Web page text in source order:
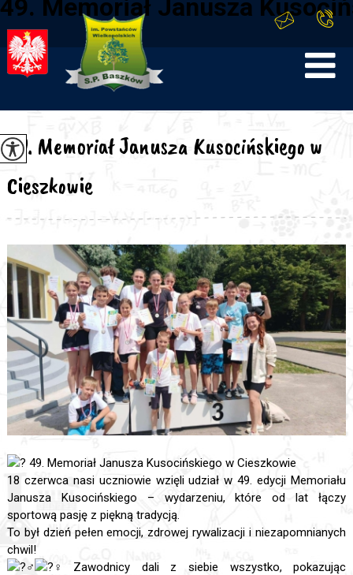
49. Memoriał Janusza
49. Memoriał Janusza Kusocińskiego w
Cieszkowie
49. Memoriał Janusza Kusocińskiego w Cieszkowie
18 czerwca nasi uczniowie wzięli udział w 49. edycji Memoriału
Janusza Kusocińskiego – wydarzeniu, które od lat łączy
sportową pasję z piękną tradycją.
To był dzień pełen emocji, zdrowej rywalizacji i niezapomnianych
chwil!
Zawodnicy dali z siebie wszystko, pokazując